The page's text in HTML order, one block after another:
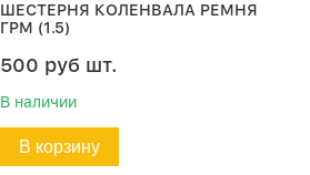
ШЕСТЕРНЯ КОЛЕНВАЛА РЕМНЯ
ГРМ (1.5)
500 руб шт.
В наличии
В корзину